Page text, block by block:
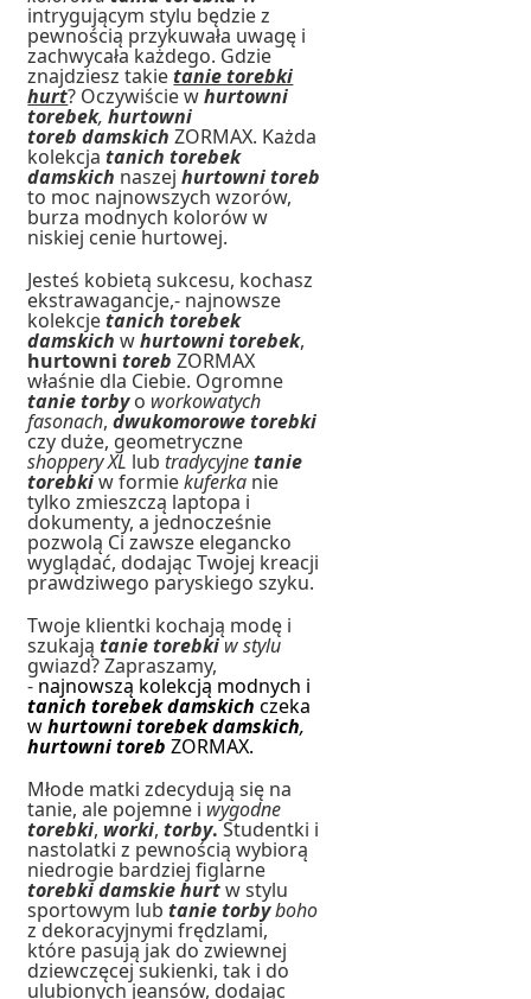
intrygującym stylu będzie z
pewnością przykuwała uwagę i
zachwycała każdego. Gdzie
znajdziesz takietanie torebki
hurt? Oczywiście whurtowni
torebek,hurtowni
toreb damskich ZORMAX. Każda
kolekcjatanich torebek
damskich naszejhurtowni toreb
to moc najnowszych wzorów,
burza modnych kolorów w
niskiej cenie hurtowej.
Jesteś kobietą sukcesu, kochasz
ekstrawagancje,- najnowsze
kolekcjetanich torebek
damskich whurtowni torebek,
hurtownitoreb ZORMAX
właśnie dla Ciebie. Ogromne
tanie torbyo workowatych
fasonach,dwukomorowe torebki
czy duże, geometryczne
shoppery XL lub tradycyjnetanie
torebkiw formiekuferka nie
tylko zmieszczą laptopa i
dokumenty, a jednocześnie
pozwolą Ci zawsze elegancko
wyglądać, dodając Twojej kreacji
prawdziwego paryskiego szyku.
Twoje klientki kochają modę i
szukajątanie torebkiw stylu
gwiazd? Zapraszamy,
-najnowszą kolekcją modnych i
tanich torebek damskich czeka
whurtowni torebek damskich,
hurtowni toreb ZORMAX.
Młode matki zdecydują się na
tanie, ale pojemne i wygodne
torebki, worki,torby.Studentki i
nastolatki z pewnością wybiorą
niedrogie bardziej figlarne
torebki damskie hurtw stylu
sportowym lubtanie torbyboho
z dekoracyjnymi frędzlami,
które pasują jak do zwiewnej
dziewczęcej sukienki, tak i do
ulubionych jeansów, dodając